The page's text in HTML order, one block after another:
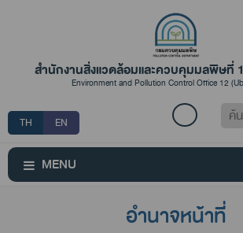
สำนักงานสิ่งแวดล้อมและควบคุมมลพิษที่
Environment and Pollution Control Office 12
TH EN
ค้น
MENU
อำนาจหน้าที่